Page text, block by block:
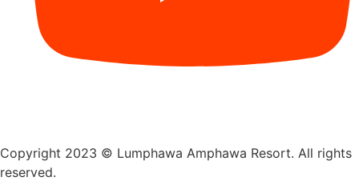
Copyright 2023 © Lumphawa Amphawa Resort. All rights
reserved.